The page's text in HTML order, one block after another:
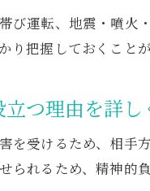
弁護士費用特
刑事事件と民
配偶者や親族
弁護士特約が適用
び運転、地震・噴
把握しておくことが
つ理由を詳し
を受けるため、相
れるため、精神的